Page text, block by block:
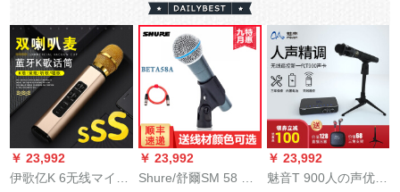
￥ 23,992
伊歌亿K 6无线マイク
￥ 23,992
Shure/舒爾SM 58 S
￥ 23,992
魅音T 900人の声优を